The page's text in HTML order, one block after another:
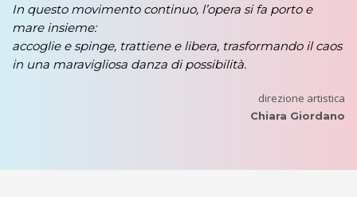
In questo movimento continuo, l’opera si fa porto e
mare insieme:
accoglie e spinge, trattiene e libera, trasformando il caos
in una maravigliosa danza di possibilità.
direzione artistica
Chiara Giordano